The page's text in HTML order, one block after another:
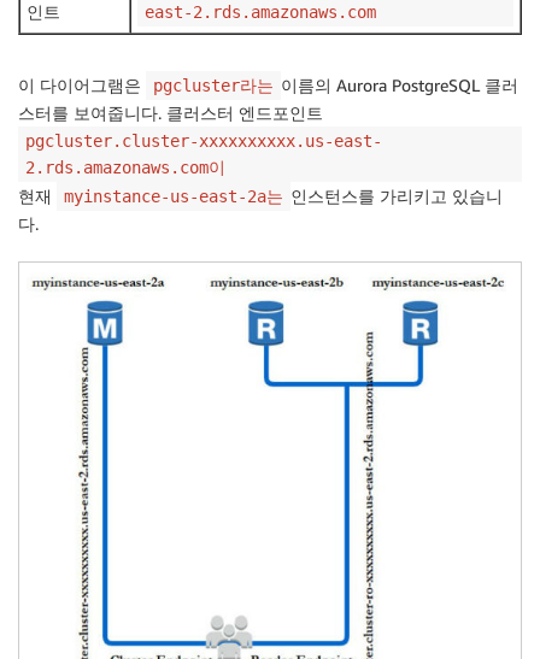
인트
east-2.rds.amazonaws.com
이 다이어그램은 pgcluster라는 이름의 Aurora PostgreSQL 클러
스터를 보여줍니다. 클러스터 엔드포인트
pgcluster.cluster-xxxxxxxxxx.us-east-
2.rds.amazonaws.com이
현재 myinstance-us-east-2a는 인스턴스를 가리키고 있습니
다.